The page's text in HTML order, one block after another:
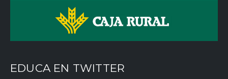
EDUCA EN TWITTER